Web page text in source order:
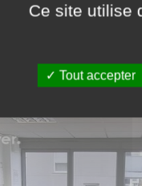
Ce site utilise
Tout accepter